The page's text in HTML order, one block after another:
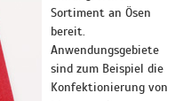
Sortiment an Ösen
bereit.
Anwendungsgebiete
sind zum Beispiel die
Konfektionierung von